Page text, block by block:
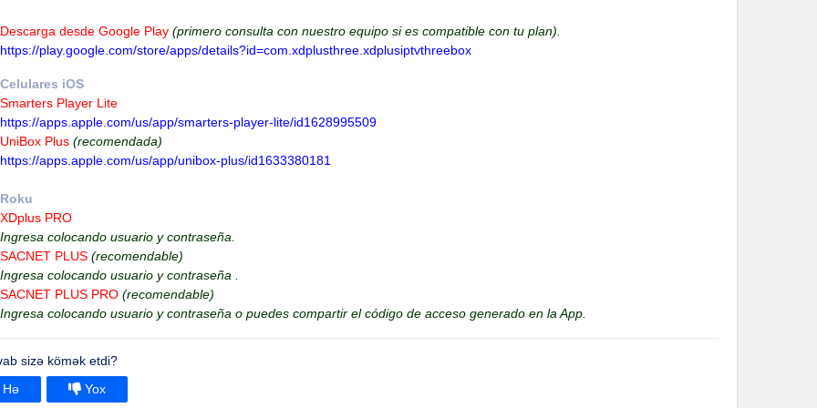
Descarga desde Google Play (primero consulta con nuestro equipo si es compatible con tu plan).
https://play.google.com/store/apps/details?id=com.xdplusthree.xdplusiptvthreebox
Celulares iOS
Smarters Player Lite
https://apps.apple.com/us/app/smarters-player-lite/id1628995509
UniBox Plus (recomendada)
https://apps.apple.com/us/app/unibox-plus/id1633380181
Roku
XDplus PRO
Ingresa colocando usuario y contraseña.
SACNET PLUS (recomendable)
Ingresa colocando usuario y contraseña .
SACNET PLUS PRO (recomendable)
Ingresa colocando usuario y contraseña o puedes compartir el código de acceso generado en la App.
sizə kömək etdi?
Hə
Yox